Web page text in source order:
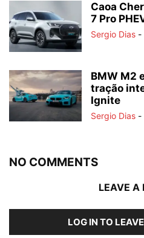
Caoa
7 Pro
Sergio Dias -
BMW M2
tração
Ignite
Sergio Dias -
NO COMMENTS
LEAVE A
LOG IN TO